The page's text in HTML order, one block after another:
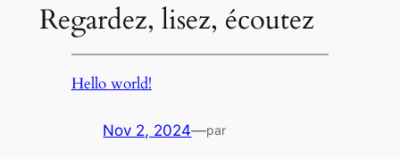
Regardez, lisez, écoutez
Hello world!
Nov 2, 2024—par